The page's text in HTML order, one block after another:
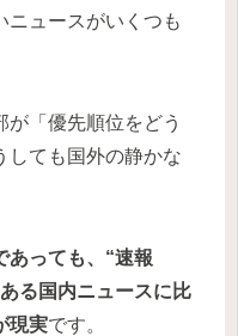
ニュースがいくつも
が「優先順位をどう
しても国外の静かな
あっても、“速報
る国内ニュースに比
現実です。